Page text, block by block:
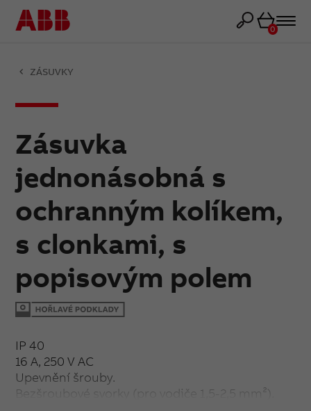
Košík
0
ZÁSUVKY
Zásuvka
jednonásobná s
ochranným kolíkem,
s clonkami, s
popisovým polem
IP 40
16 A, 250 V AC
Upevnění šrouby.
Bezšroubové svorky (pro vodiče 1,5-2,5 mm²).